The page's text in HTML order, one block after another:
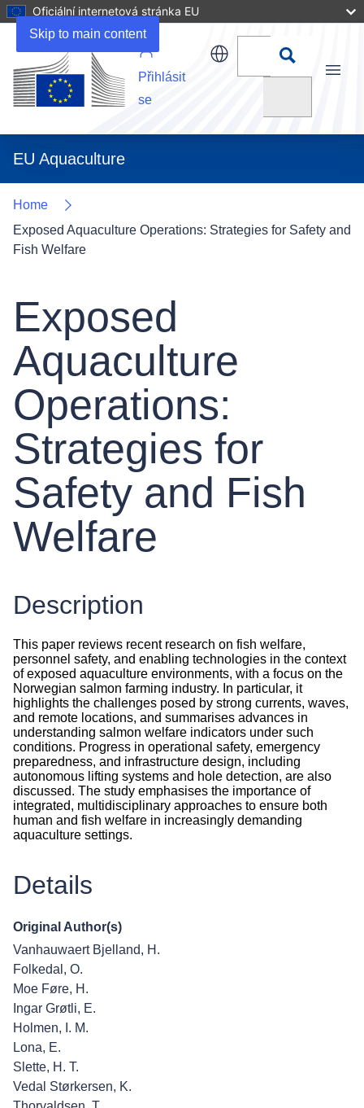
Skip to main content
Oficiální internetová stránka EU
Přihlásit
se
EU Aquaculture
Menu
Home
Exposed Aquaculture Operations: Strategies for Safety and
Fish Welfare
Exposed
Aquaculture
Operations:
Strategies for
Safety and Fish
Welfare
Details
Description
This paper reviews recent research on fish welfare,
personnel safety, and enabling technologies in the context
of exposed aquaculture environments, with a focus on the
Norwegian salmon farming industry. In particular, it
highlights the challenges posed by strong currents, waves,
and remote locations, and summarises advances in
understanding salmon welfare indicators under such
conditions. Progress in operational safety, emergency
preparedness, and infrastructure design, including
autonomous lifting systems and hole detection, are also
discussed. The study emphasises the importance of
integrated, multidisciplinary approaches to ensure both
human and fish welfare in increasingly demanding
aquaculture settings.
Details
Original Author(s)
Vanhauwaert Bjelland, H.
Folkedal, O.
Moe Føre, H.
Ingar Grøtli, E.
Holmen, I. M.
Lona, E.
Slette, H. T.
Vedal Størkersen, K.